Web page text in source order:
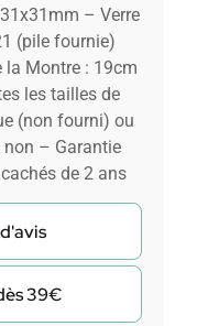
– Verre
(pile fournie)
Montre : 19cm
les tailles de
(non fourni) ou
– Garantie
de 2 ans
39€